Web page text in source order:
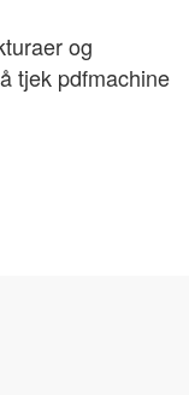
og
tjek pdfmachine